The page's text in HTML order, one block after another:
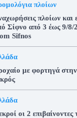
πλοίων
πλοίων και
Σίφνο από 3 έως 9/
Sifnos
με φορτηγά
οι 2 επιβαίνοντες